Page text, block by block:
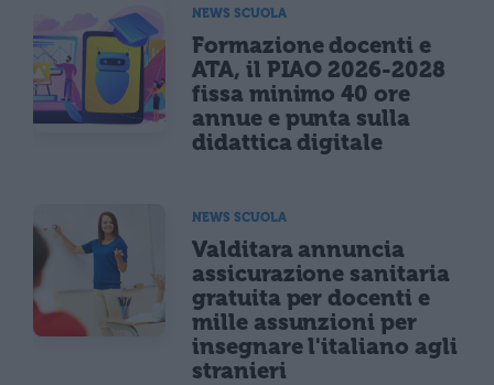
NEWS SCUOLA
Formazione docenti e
ATA, il PIAO 2026-2028
fissa minimo 40 ore
annue e punta sulla
didattica digitale
NEWS SCUOLA
Valditara annuncia
assicurazione sanitaria
gratuita per docenti e
mille assunzioni per
insegnare l'italiano agli
stranieri